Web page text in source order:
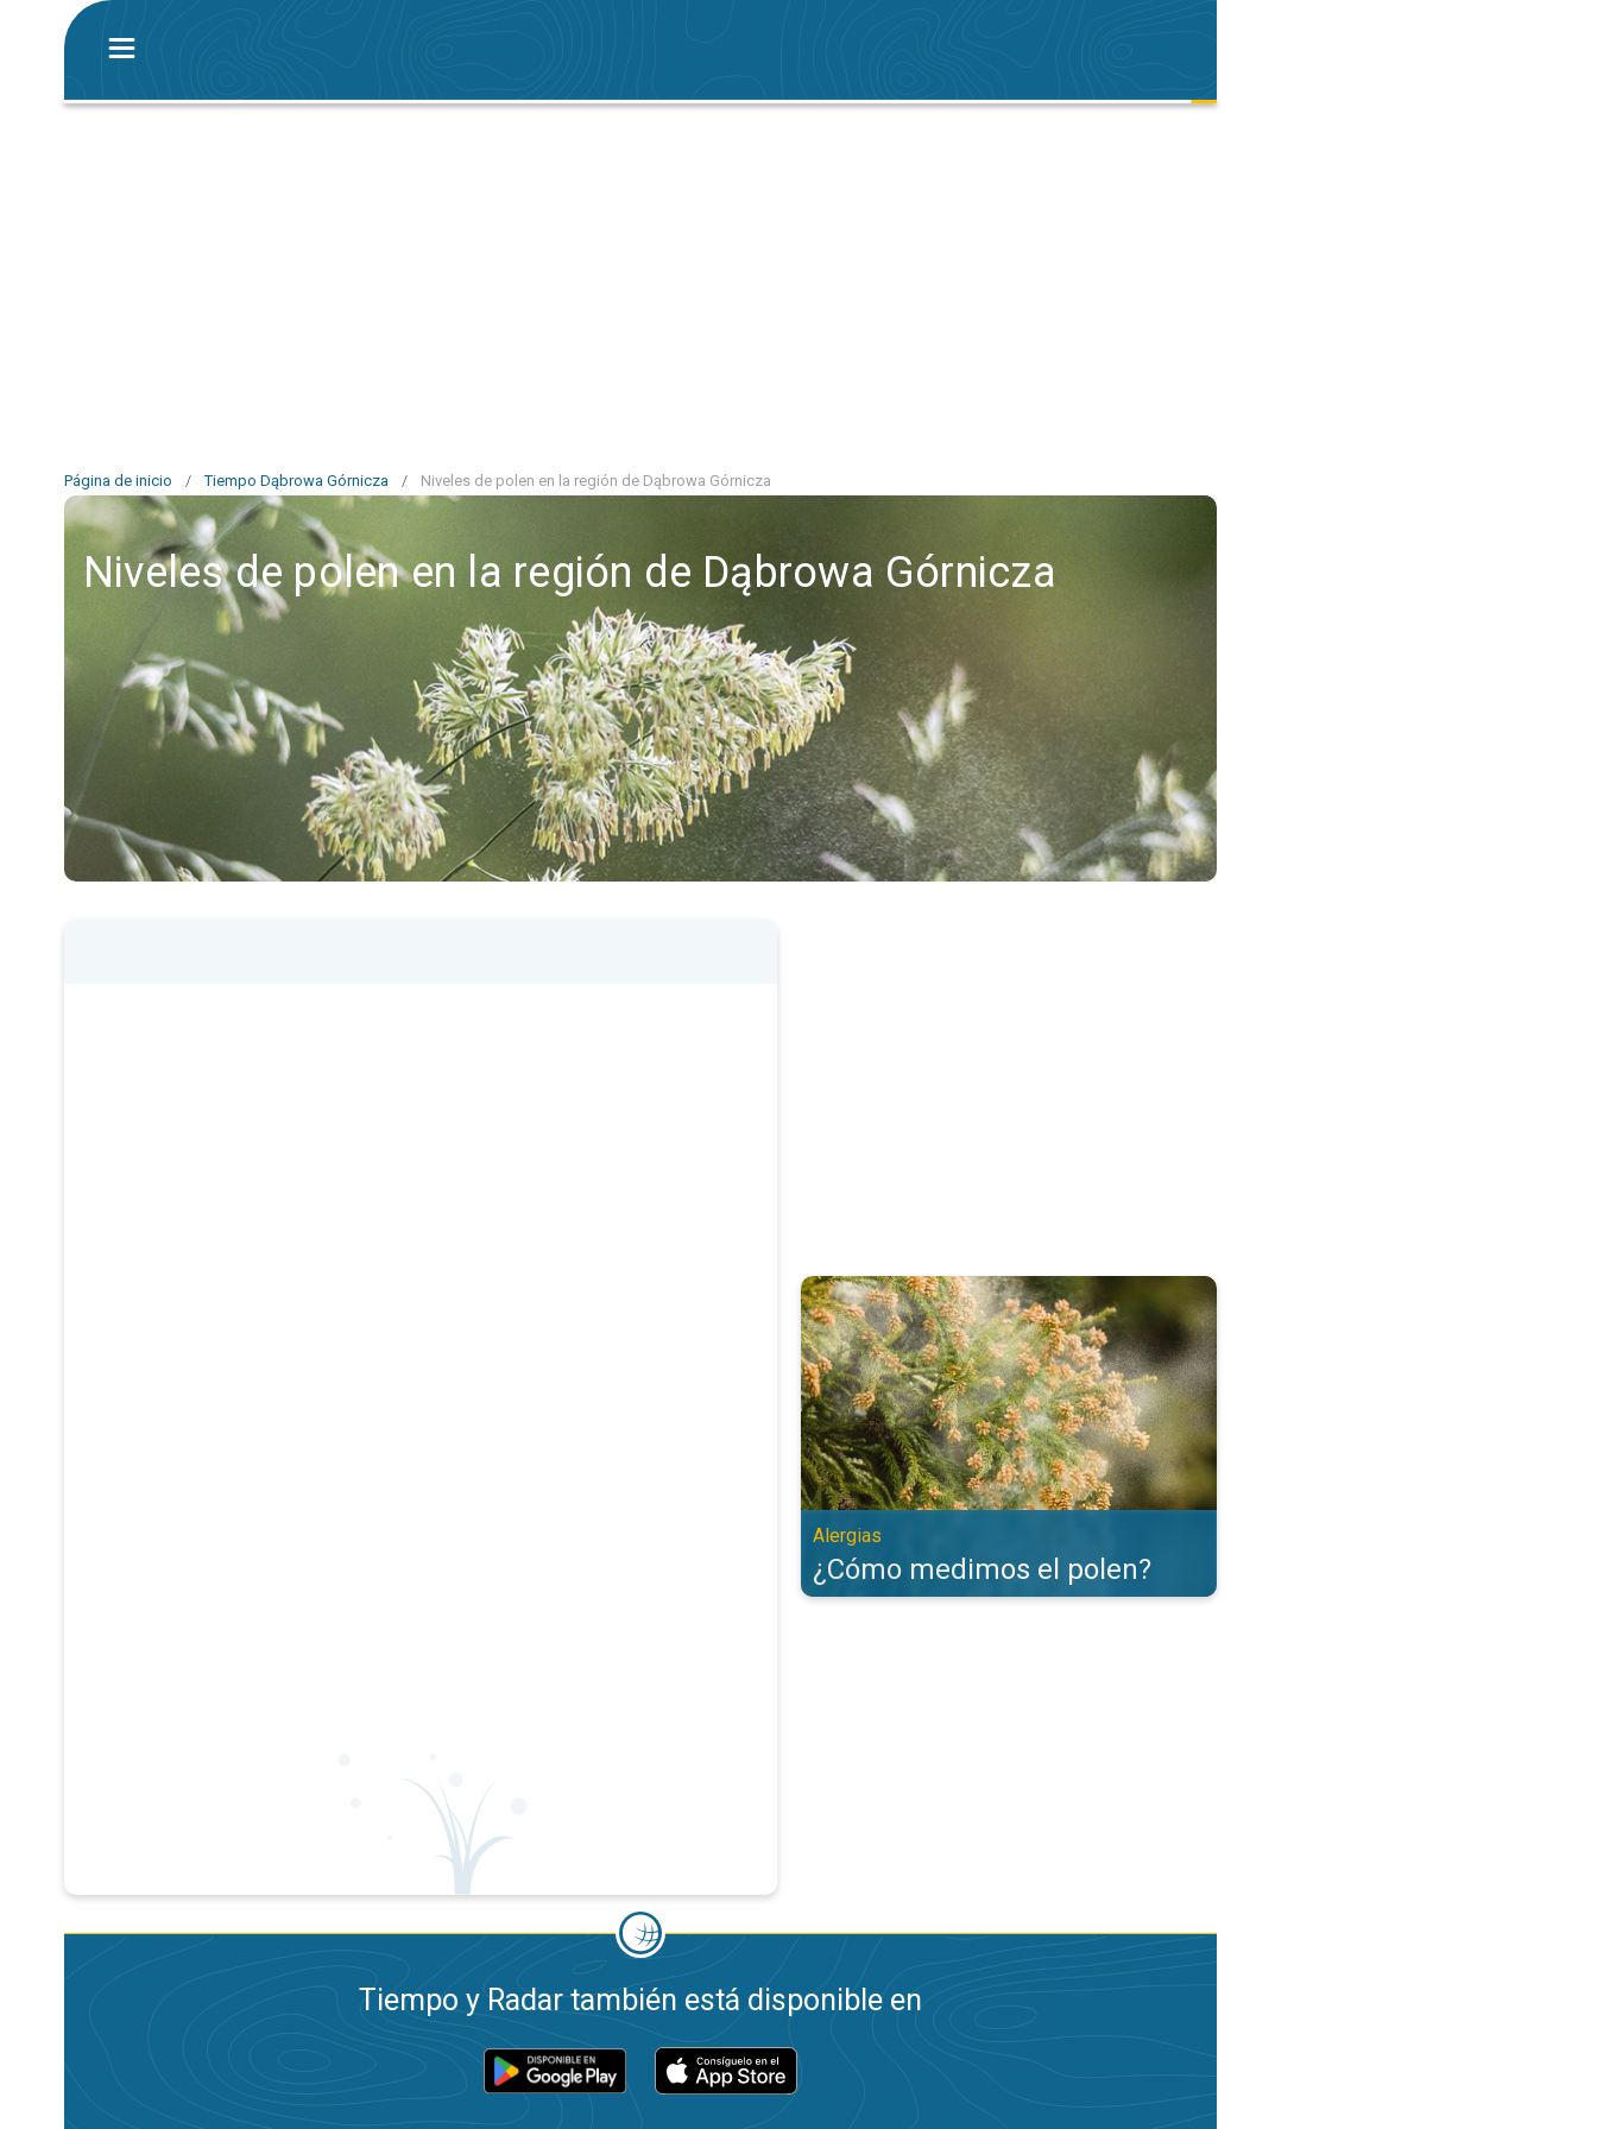
Página de inicio / Tiempo Dąbrowa Górnicza / Niveles de polen en la región de Dąbrowa Górnicza
Niveles de polen en la región de Dąbrowa Górnicza
¿Cómo medimos el polen?. Alergias. . .
Alergias
¿Cómo medimos el polen?
Tiempo y Radar también está disponible en